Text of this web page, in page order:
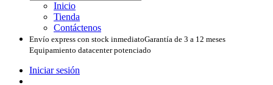
Inicio
Tienda
Contáctenos
Envío express con stock inmediatoGarantía de 3 a 12 meses
Equipamiento datacenter potenciado
Iniciar sesión